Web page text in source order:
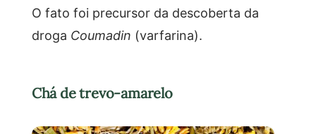
O fato foi precursor da descoberta da
droga Coumadin (varfarina).
Chá de trevo-amarelo